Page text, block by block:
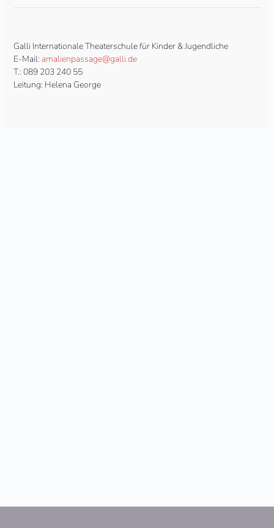
Galli Internationale Theaterschule für Kinder & Jugendliche
E-Mail: amalienpassage@galli.de
T.: 089 203 240 55
Leitung: Helena George